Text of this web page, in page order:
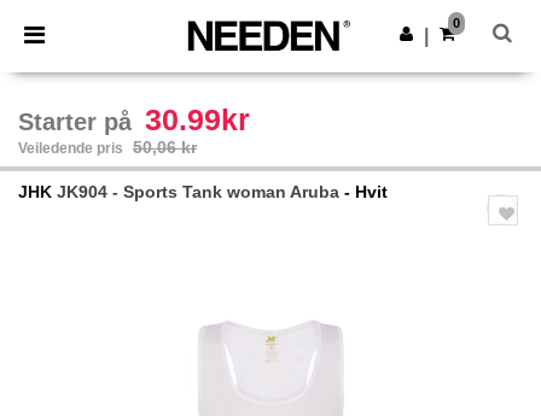
× Needen-app
Bedre priser i appen!
Last ned app
0
Starter på 30.99kr
Veiledende pris 50,06 kr
JHK JK904 - Sports Tank woman Aruba - Hvit